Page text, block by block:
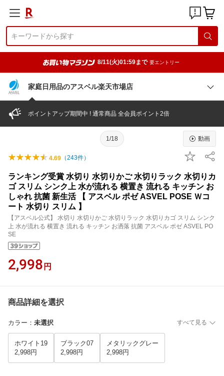
8/11(火)01:59まで 要エントリー
家庭日用品のアスベル楽天市場店
ポイントアップ期間中 ! 通常商品 全会員ポイント2倍
1/18 動画
4.69 （243件）
ランキング受賞 水切り 水切りかご 水切りラック 水切りカ
ゴ スリム シンク上 水が流れる 横置き 流れる キッチン お
しゃれ 抗菌 新生活 【 アスベル ポゼ ASVEL POSE Ｗコ
ート 水切り スリム 】
【アスベル公式】 水切り 水切りかご 水切りラック 水切りカゴ スリム シンク
上 水が流れる 横置き 流れる キッチン お洒落 抗菌 アスベル ポゼ ASVEL PO
SE
2,998 円
商品詳細を選択
カラー ： 未選択 すべて見る
ホワイト19
2,998円
ブラック07
2,998円
メタリックグレー
2,998円